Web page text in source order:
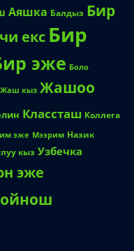
Аяшка Балдыз Бир
екс Бир
эже Боло
Жаш кыз Жашоо
Классташ Коллега
эже Мээрим Назик
кыз Узбечка
эже
ойнош